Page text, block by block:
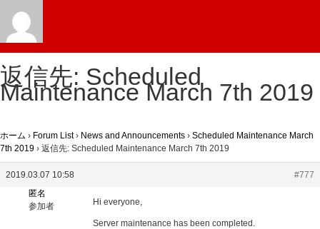
返信先: Scheduled
Maintenance March 7th 2019
ホーム › Forum List › News and Announcements › Scheduled Maintenance March
7th 2019 › 返信先: Scheduled Maintenance March 7th 2019
2019.03.07 10:58
#777
匿名
参加者
Hi everyone,
Server maintenance has been completed.